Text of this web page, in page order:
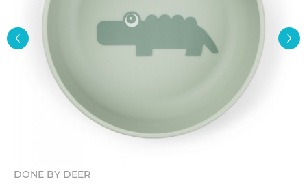
DONE BY DEER